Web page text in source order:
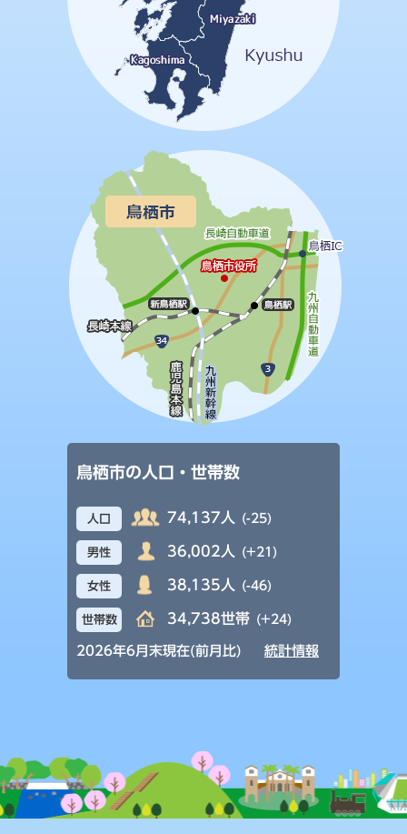
鳥栖市の人口・世帯数
人口 74,137人 (-25)
男性 36,002人 (+21)
女性 38,135人 (-46)
世帯数 34,738世帯 (+24)
2026年6月末現在(前月比) 統計情報